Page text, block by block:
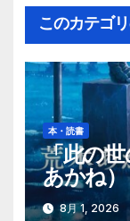
ビ
ゲ
ー
シ
ョ
ン
このカテゴ
本・読書
「此の
あかね）
8月 1, 2026